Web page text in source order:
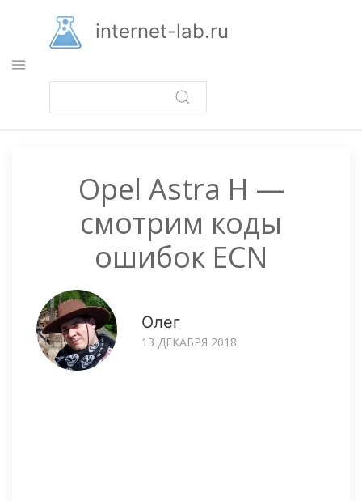
основному
содержанию
internet-lab.ru
Opel Astra H —
смотрим коды
ошибок ECN
Олег
13 ДЕКАБРЯ 2018